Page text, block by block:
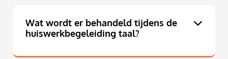
Wat wordt er behandeld tijdens de
huiswerkbegeleiding taal?